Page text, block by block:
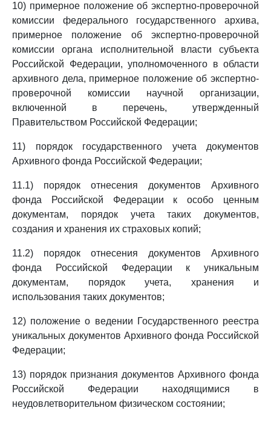
10) примерное положение об экспертно-проверочной
комиссии федерального государственного архива,
примерное положение об экспертно-проверочной
комиссии органа исполнительной власти субъекта
Российской Федерации, уполномоченного в области
архивного дела, примерное положение об экспертно-
проверочной комиссии научной организации,
включенной в перечень, утвержденный
Правительством Российской Федерации;
11) порядок государственного учета документов
Архивного фонда Российской Федерации;
11.1) порядок отнесения документов Архивного
фонда Российской Федерации к особо ценным
документам, порядок учета таких документов,
создания и хранения их страховых копий;
11.2) порядок отнесения документов Архивного
фонда Российской Федерации к уникальным
документам, порядок учета, хранения и
использования таких документов;
12) положение о ведении Государственного реестра
уникальных документов Архивного фонда Российской
Федерации;
13) порядок признания документов Архивного фонда
Российской Федерации находящимися в
неудовлетворительном физическом состоянии;